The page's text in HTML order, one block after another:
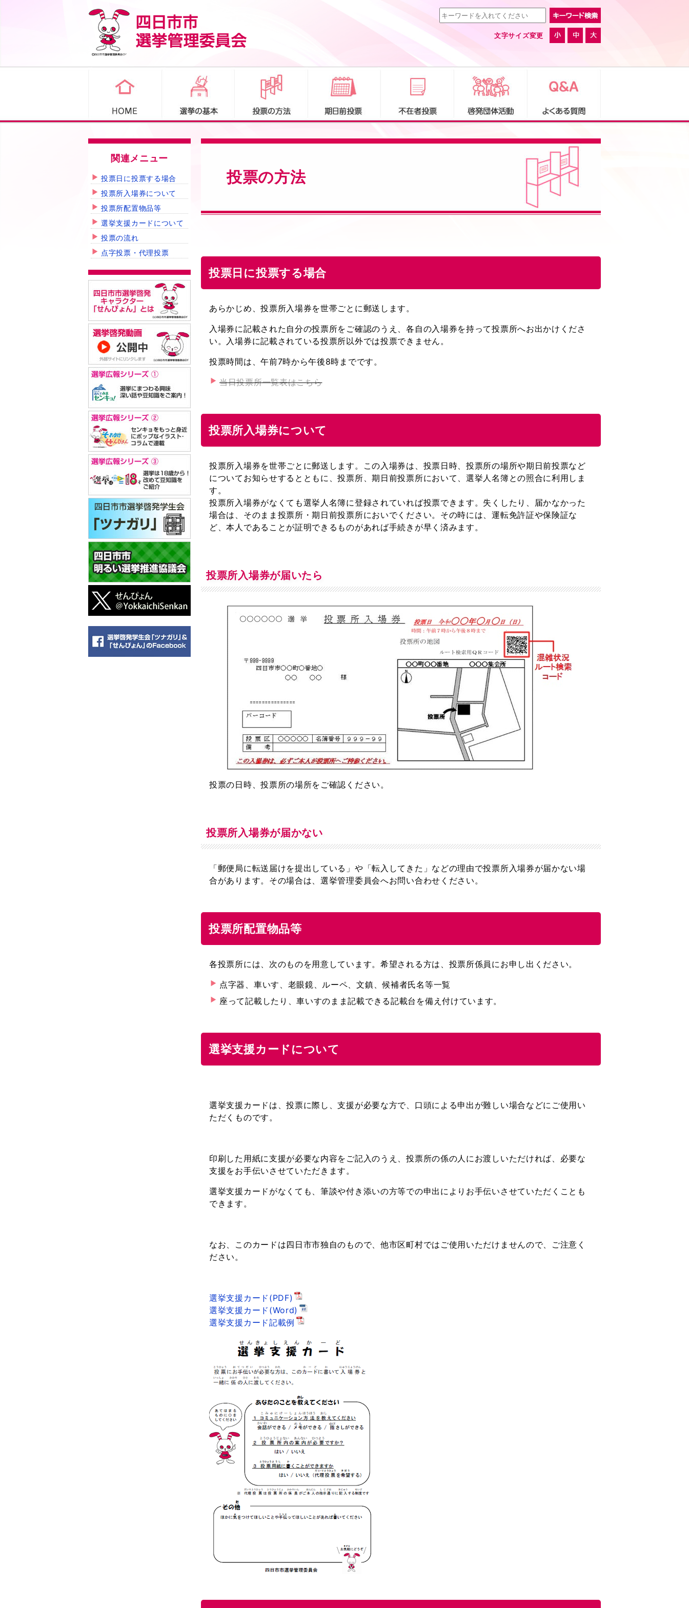
文字サイズ変更
投票の方法
投票日に投票する場合
あらかじめ、投票所入場券を世帯ごとに郵送します。
入場券に記載された自分の投票所をご確認のうえ、各自の入場券を持って投票所へお出かけくださ
い。入場券に記載されている投票所以外では投票できません。
投票時間は、午前7時から午後8時までです。
当日投票所一覧表はこちら
投票所入場券について
投票所入場券を世帯ごとに郵送します。この入場券は、投票日時、投票所の場所や期日前投票など
についてお知らせするとともに、投票所、期日前投票所において、選挙人名簿との照合に利用しま
す。
投票所入場券がなくても選挙人名簿に登録されていれば投票できます。失くしたり、届かなかった
場合は、そのまま投票所・期日前投票所においでください。その時には、運転免許証や保険証な
ど、本人であることが証明できるものがあれば手続きが早く済みます。
投票所入場券が届いたら
投票の日時、投票所の場所をご確認ください。
投票所入場券が届かない
「郵便局に転送届けを提出している」や「転入してきた」などの理由で投票所入場券が届かない場
合があります。その場合は、選挙管理委員会へお問い合わせください。
投票所配置物品等
各投票所には、次のものを用意しています。希望される方は、投票所係員にお申し出ください。
点字器、車いす、老眼鏡、ルーペ、文鎮、候補者氏名等一覧
座って記載したり、車いすのまま記載できる記載台を備え付けています。
選挙支援カードについて
選挙支援カードは、投票に際し、支援が必要な方で、口頭による申出が難しい場合などにご使用い
ただくものです。
印刷した用紙に支援が必要な内容をご記入のうえ、投票所の係の人にお渡しいただければ、必要な
支援をお手伝いさせていただきます。
選挙支援カードがなくても、筆談や付き添いの方等での申出によりお手伝いさせていただくことも
できます。
なお、このカードは四日市市独自のもので、他市区町村ではご使用いただけませんので、ご注意く
ださい。
選挙支援カード(PDF)
選挙支援カード(Word)
選挙支援カード記載例
関連メニュー
投票日に投票する場合
投票所入場券について
投票所配置物品等
選挙支援カードについて
投票の流れ
点字投票・代理投票